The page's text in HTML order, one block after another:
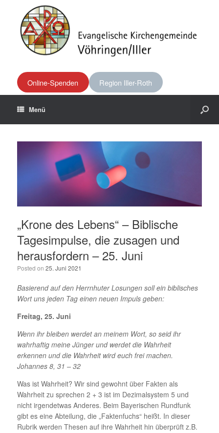
Online-Spenden Region Iller-Roth
Menü
„Krone des Lebens“ – Biblische
Tagesimpulse, die zusagen und
herausfordern – 25. Juni
Posted on 25. Juni 2021
Basierend auf den Herrnhuter Losungen soll ein biblisches
Wort uns jeden Tag einen neuen Impuls geben:
Freitag, 25. Juni
Wenn ihr bleiben werdet an meinem Wort, so seid ihr
wahrhaftig meine Jünger und werdet die Wahrheit
erkennen und die Wahrheit wird euch frei machen.
Johannes 8, 31 – 32
Was ist Wahrheit? Wir sind gewohnt über Fakten als
Wahrheit zu sprechen 2 + 3 ist im Dezimalsystem 5 und
nicht irgendetwas Anderes. Beim Bayerischen Rundfunk
gibt es eine Abteilung, die „Faktenfuchs“ heißt. In dieser
Rubrik werden Thesen auf ihre Wahrheit hin überprüft z.B.